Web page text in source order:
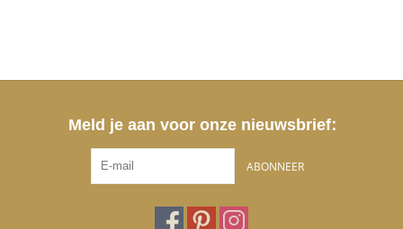
Meld je aan voor onze nieuwsbrief:
ABONNEER